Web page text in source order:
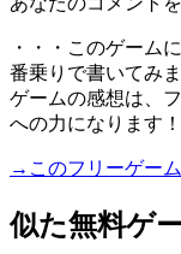
・・・このゲーム
番乗りで書いてみ
ゲームの感想は、
への力になります！
→このフリーゲー
似た無料ゲ